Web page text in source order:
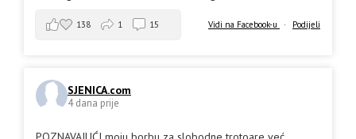
Vidi na Facebook-u · Podijeli
138 1 15
SJENICA.com
4 dana prije